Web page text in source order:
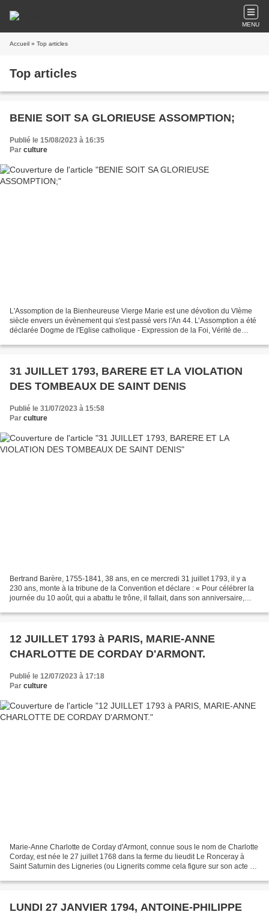
MENU
Accueil » Top articles
Top articles
BENIE SOIT SA GLORIEUSE ASSOMPTION;
Publié le 15/08/2023 à 16:35
Par culture
L'Assomption de la Bienheureuse Vierge Marie est une dévotion du VIème
siècle envers un évènement qui s'est passé vers l'An 44. L’Assomption a été
déclarée Dogme de l'Eglise catholique - Expression de la Foi, Vérité de
31 JUILLET 1793, BARERE ET LA VIOLATION
DES TOMBEAUX DE SAINT DENIS
Publié le 31/07/2023 à 15:58
Par culture
Bertrand Barère, 1755-1841, 38 ans, en ce mercredi 31 juillet 1793, il y a
230 ans, monte à la tribune de la Convention et déclare : « Pour célébrer la
journée du 10 août, qui a abattu le trône, il fallait, dans son anniversaire,
12 JUILLET 1793 à PARIS, MARIE-ANNE
CHARLOTTE DE CORDAY D'ARMONT.
Publié le 12/07/2023 à 17:18
Par culture
Marie-Anne Charlotte de Corday d'Armont, connue sous le nom de Charlotte
Corday, est née le 27 juillet 1768 dans la ferme du lieudit Le Ronceray à
Saint Saturnin des Ligneries (ou Lignerits comme cela figure sur son acte de
LUNDI 27 JANVIER 1794, ANTOINE-PHILIPPE